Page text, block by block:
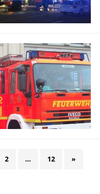
2 … 12 »